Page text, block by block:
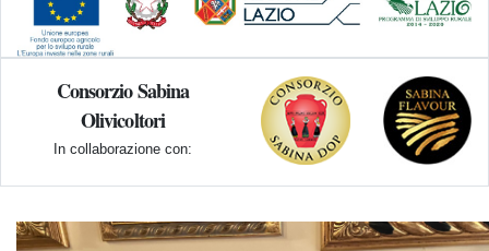
Consorzio Sabina
Olivicoltori
In collaborazione con: